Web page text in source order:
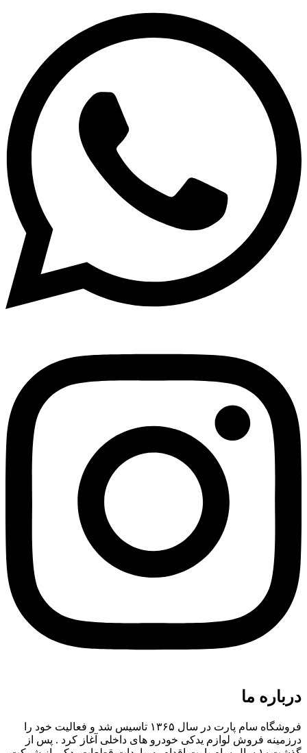
درباره ما
فروشگاه سام پارت در سال ۱۳۶۵ تاسیس شد و فعالیت خود را
درزمینه فروش لوازم یدکی خودرو های داخلی آغاز کرد . پس از